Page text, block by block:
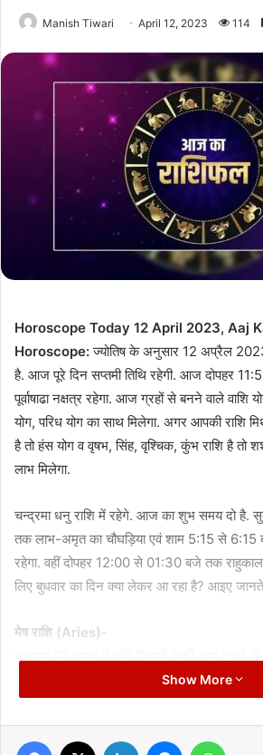
Manish Tiwari April 12, 2023 114
Horoscope Today 12 April 2023, Aaj
Horoscope:ज्योतिष के अनुसार 12 अप्रैल
है. आज पूरे दिन सप्तमी तिथि रहेगी. आज दोपहर
पूर्वाषाढा नक्षत्र रहेगा. आज ग्रहों से बनने वाले वाशि
योग, परिध योग का साथ मिलेगा. अगर आपकी राशि
है तो हंस योग व वृषभ, सिंह, वृश्चिक, कुंभ राशि है तो
लाभ मिलेगा.
चन्द्रमा धनु राशि में रहेगे. आज का शुभ समय दो
तक लाभ-अमृत का चौघड़िया एवं शाम 5:15 से 6:15
रहेगा. वहीं दोपहर 12:00 से 01:30 बजे तक राहुकाल
लिए बुधवार का दिन क्या लेकर आ रहा है? आइए
मेष राशि (Aries)-
पर भाग्य को पूरा साथ मिलेगा, ऐसे में अब आपको
के साथ कर्म का कॉम्बिनेशन आपको सबका चहेता
योग के बनने से बिजनेसमैन के लिए शुभ संकेत लेकर
जाने माने व्यापारी के साथ पार्टनरशिप में कार्य करने
Show More
Facebook LinkedIn Messenger